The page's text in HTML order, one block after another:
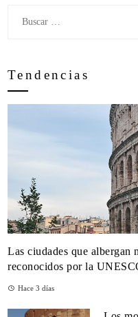
Tendencias
Las ciudades que albergan
reconocidos por la
Hace 3 días